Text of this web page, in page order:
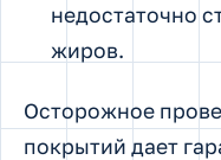
недостаточно
жиров.
Осторожное
покрытий дает